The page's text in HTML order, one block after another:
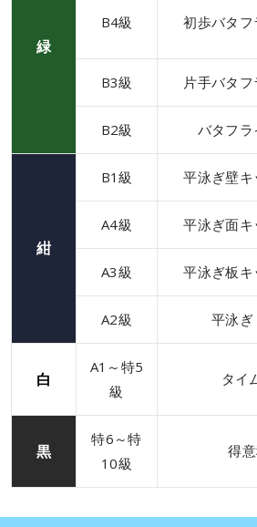
緑
B4級 初歩バタフ
B3級 片手バタフ
B2級 バタフラ
紺
B1級 平泳ぎ壁キ
A4級 平泳ぎ面キ
A3級 平泳ぎ板キ
A2級 平泳ぎ
白
A1～特5
級
タイ
黒
特6～特
10級
得